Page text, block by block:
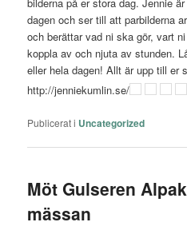
bilderna på er stora dag. Jennie
dagen och ser till att parbilderna
och berättar vad ni ska gör, vart
koppla av och njuta av stunden.
eller hela dagen! Allt är upp till er
http://jenniekumlin.se/
Publicerat i Uncategorized
Möt Gulseren
mässan